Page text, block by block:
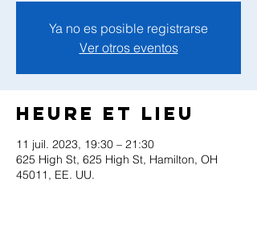
Ya no es posible registrarse
Ver otros eventos
Heure et lieu
11 juil. 2023, 19:30 – 21:30
625 High St, 625 High St, Hamilton, OH
45011, EE. UU.